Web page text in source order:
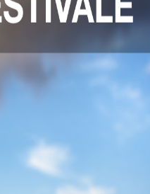
et
facteurs tels que
une peau grasse, il
nettoyants doux,